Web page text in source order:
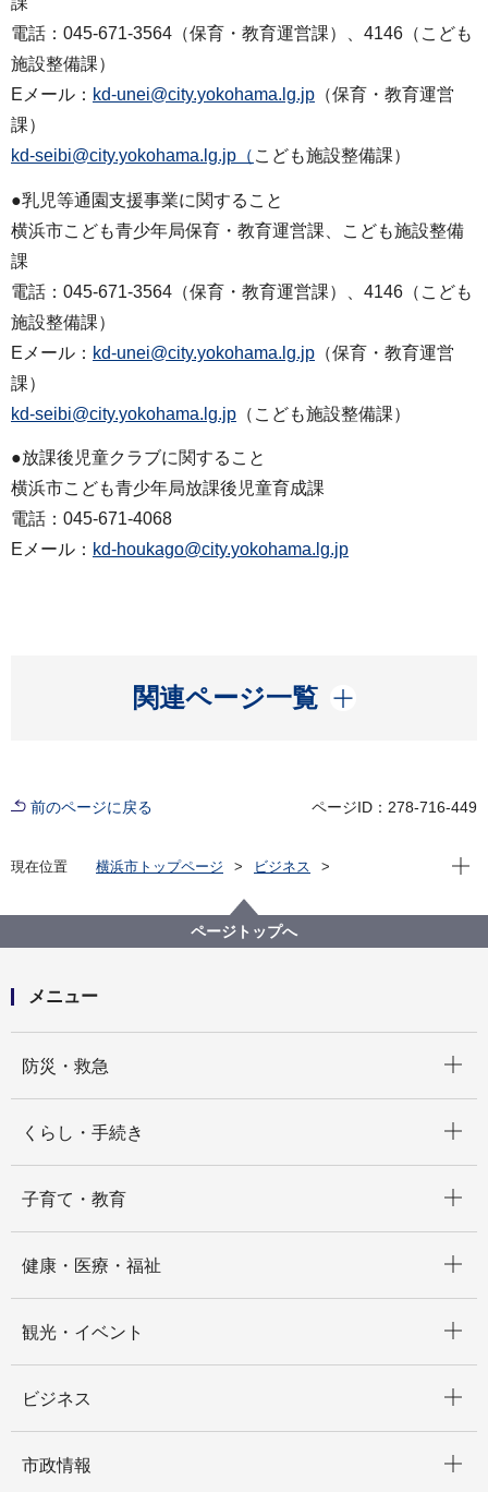
電話：045-671-3564（保育・教育運営課）、4146（こども
施設整備課）
Eメール： kd-unei@city.yokohama.lg.jp （保育・教育運営
課）
kd-seibi@city.yokohama.lg.jp（ こども施設整備課）
●乳児等通園支援事業に関すること
横浜市こども青少年局保育・教育運営課、こども施設整備
課
電話：045-671-3564（保育・教育運営課）、4146（こども
施設整備課）
Eメール： kd-unei@city.yokohama.lg.jp （保育・教育運営
課）
kd-seibi@city.yokohama.lg.jp （こども施設整備課）
●放課後児童クラブに関すること
横浜市こども青少年局放課後児童育成課
電話：045-671-4068
Eメール： kd-houkago@city.yokohama.lg.jp
関連ページ一覧
開く
前のページに戻る ページID：278-716-449
現在位置 横浜市トップページ
ビジネス
子ども・子育て支援新制度への移行案内
事業者の皆さまへ
現在
ページトップへ
メニュー
防災・救急
くらし・手続き
子育て・教育
健康・医療・福祉
観光・イベント
ビジネス
市政情報